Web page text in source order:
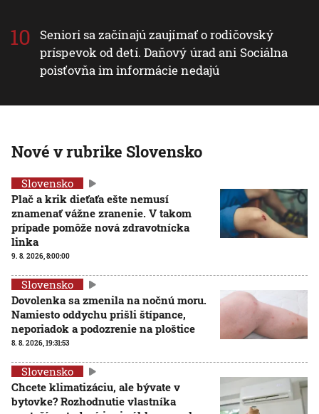
Seniori sa začínajú zaujímať o rodičovský
príspevok od detí. Daňový úrad ani Sociálna
poisťovňa im informácie nedajú
Nové v rubrike Slovensko
Slovensko
Plač a krik dieťaťa ešte nemusí
znamenať vážne zranenie. V takom
prípade pomôže nová zdravotnícka
linka
9. 8. 2026, 8:00:00
Slovensko
Dovolenka sa zmenila na nočnú moru.
Namiesto oddychu prišli štípance,
neporiadok a podozrenie na ploštice
8. 8. 2026, 19:31:53
Slovensko
Chcete klimatizáciu, ale bývate v
bytovke? Rozhodnutie vlastníka